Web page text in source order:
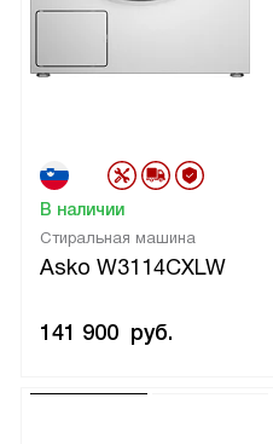
Стиральная машина
Asko W3114CXLW
В наличии
141 900 руб.